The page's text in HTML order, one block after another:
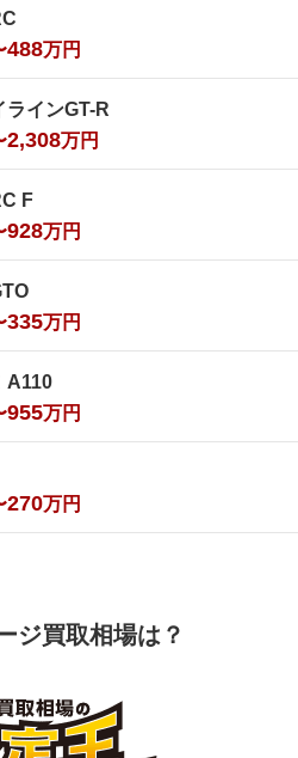
488万円
ラインGT-R
2,308万円
F
928万円
335万円
A110
955万円
270万円
ジ買取相場は？